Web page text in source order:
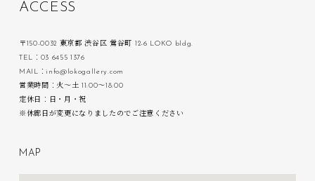
ACC ESS
〒150-0032 東京都 渋谷区 鶯谷町 12-6 LOKO bldg.
TEL：03 6455 1376
MAIL：info@lokogallery.com
営業時間：火〜土 11:00〜18:00
定休日：日・月・祝
※休廊日が変更になりましたのでご注意ください
M A P